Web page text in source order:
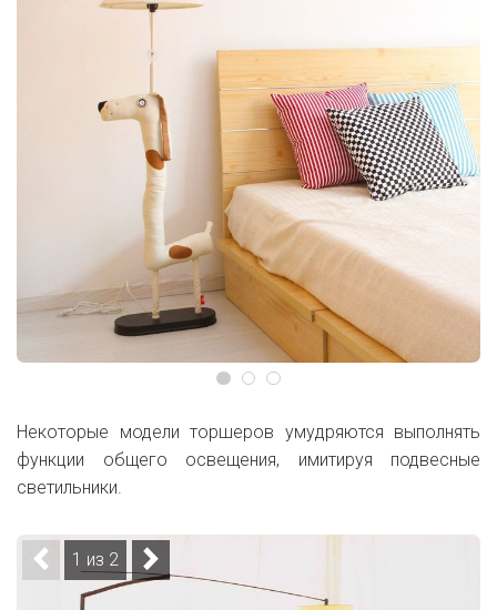
Некоторые модели торшеров умудряются выполнять
функции общего освещения, имитируя подвесные
светильники.
1 из 2